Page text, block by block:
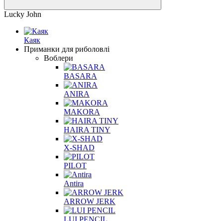
Lucky John
Каяк
Приманки для риболовлі
Воблери
BASARA
ANIRA
MAKORA
HAIRA TINY
X-SHAD
PILOT
Antira
ARROW JERK
LUI PENCIL